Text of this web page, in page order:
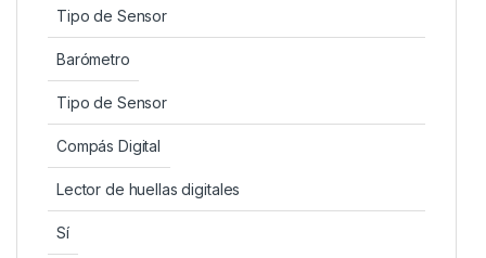
Tipo de Sensor
Barómetro
Tipo de Sensor
Compás Digital
Lector de huellas digitales
Sí